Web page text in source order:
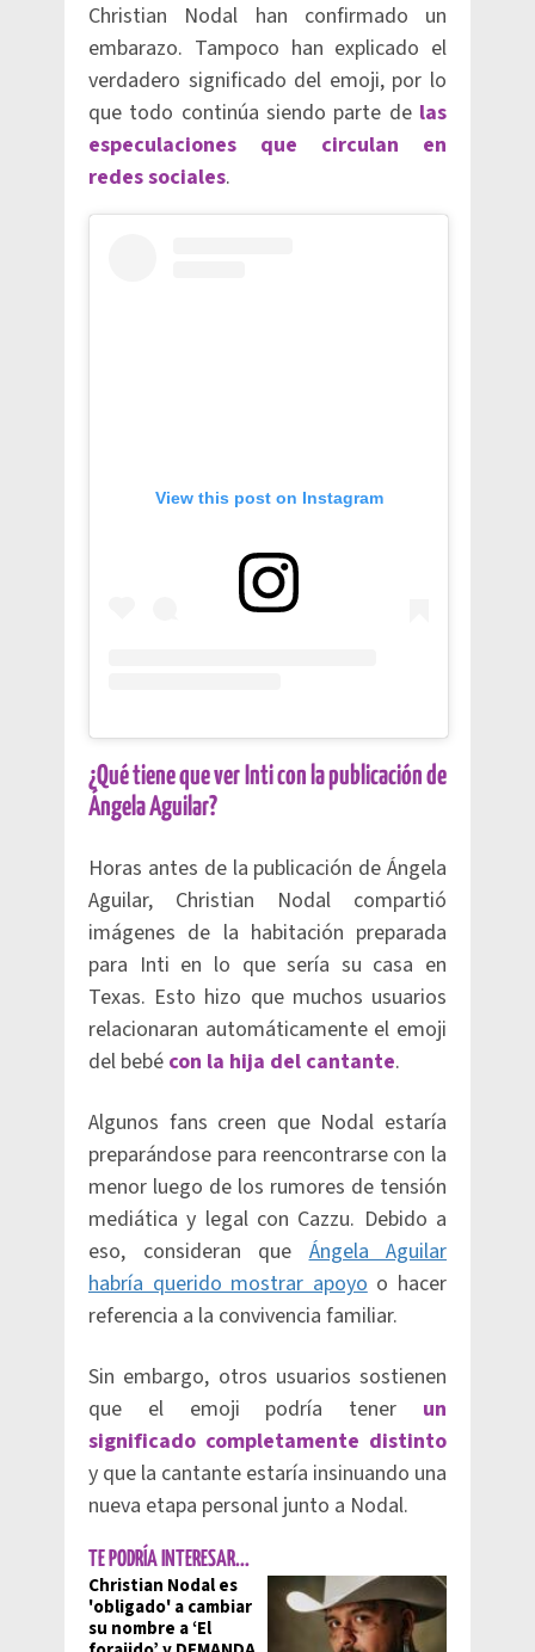
Christian Nodal han confirmado un
embarazo. Tampoco han explicado el
verdadero significado del emoji, por lo
que todo continúa siendo parte delas
especulaciones que circulan en
redes sociales.
View this post on Instagram
¿Qué tiene que ver Inti con la publicación de
Ángela Aguilar?
Horas antes de la publicación de Ángela
Aguilar, Christian Nodal compartió
imágenes de la habitación preparada
para Inti en lo que sería su casa en
Texas. Esto hizo que muchos usuarios
relacionaran automáticamente el emoji
del bebé con la hija del cantante.
Algunos fans creen que Nodal estaría
preparándose para reencontrarse con la
menor luego de los rumores de tensión
mediática y legal con Cazzu. Debido a
eso, consideran queÁngela Aguilar
habría querido mostrar apoyoo hacer
referencia a la convivencia familiar.
Sin embargo, otros usuarios sostienen
que el emoji podría tener un
significado completamente distinto
y que la cantante estaría insinuando una
nueva etapa personal junto a Nodal.
TE PODRÍA INTERESAR...
Christian Nodal es
'obligado' a cambiar
su nombre a ‘El